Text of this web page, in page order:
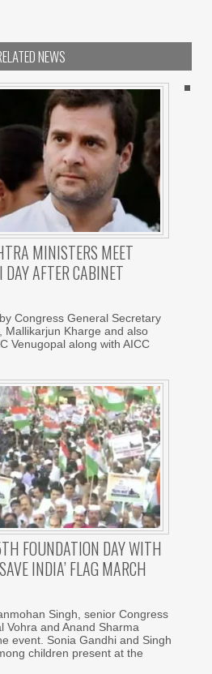
NEWS
MINISTERS MEET
AFTER CABINET
Congress General Secretary
Mallikarjun Kharge and also
Venugopal along with AICC
FOUNDATION DAY WITH
INDIA’ FLAG MARCH
Singh, senior Congress
Vohra and Anand Sharma
event. Sonia Gandhi and Singh
children present at the